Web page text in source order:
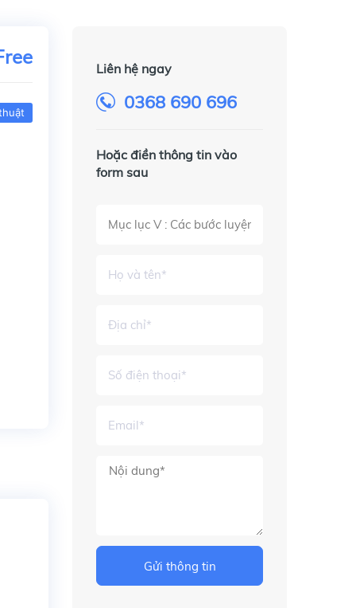
Liên hệ ngay
0368 690 696
Hoặc điền thông tin vào
form sau
Gửi thông tin